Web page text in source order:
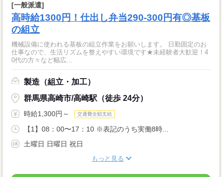
[一般派遣]
高時給1300円！仕出し弁当290-300円有◎基板
の組立
機械設備に使われる基板の組立作業をお願いします。 日勤固定のお
仕事なので、生活リズムを整えやすい環境です★未経験者大歓迎！4
0代の方々など幅広...
製造（組立・加工）
群馬県高崎市/高崎駅（徒歩 24分）
時給1,300円～ 交通費全額支給
【1】08：00〜17：10 ※表記のうち実働8時...
土曜日 日曜日 祝日
もっと見る